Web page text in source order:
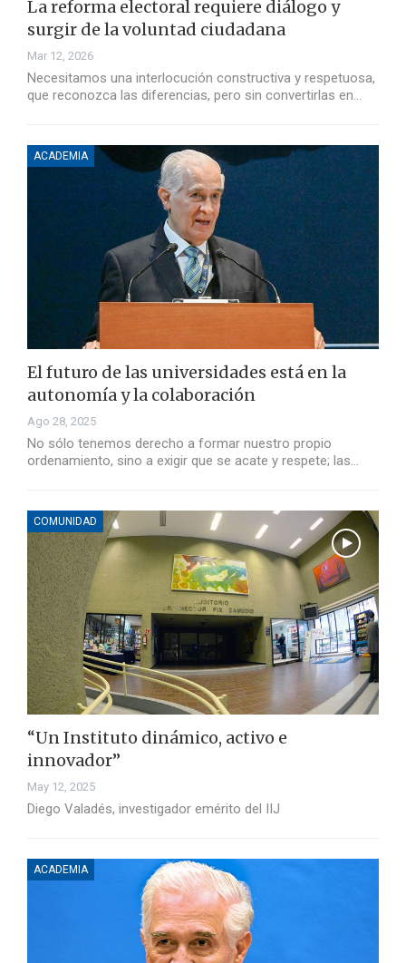
La reforma electoral requiere diálogo y
surgir de la voluntad ciudadana
Mar 12, 2026
Necesitamos una interlocución constructiva y respetuosa,
que reconozca las diferencias, pero sin convertirlas en…
ACADEMIA
El futuro de las universidades está en la
autonomía y la colaboración
Ago 28, 2025
No sólo tenemos derecho a formar nuestro propio
ordenamiento, sino a exigir que se acate y respete; las…
COMUNIDAD
“Un Instituto dinámico, activo e
innovador”
May 12, 2025
Diego Valadés, investigador emérito del IIJ
ACADEMIA